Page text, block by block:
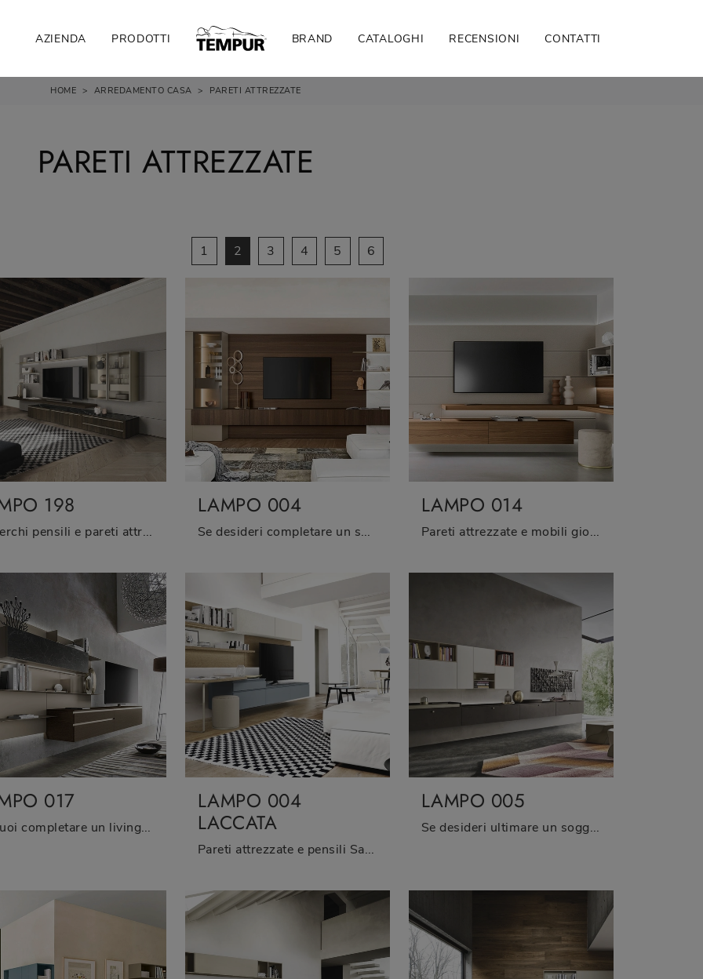
AZIENDA PRODOTTI BRAND CATALOGHI RECENSIONI CONTATTI
HOME > ARREDAMENTO CASA > PARETI ATTREZZATE
PARETI ATTREZZATE
1 2 3 4 5 6
198
Se cerchi pensili e pareti attrezzate moderne, scegli il modello Lampo 198 di Sangiacomo: clicca e scopri di più!
LAMPO 004
Se desideri completare un soggiorno pratico e operativo dalle linee moderne, ti presentiamo la parete attrezzata Lampo 004 Sangiacomo.
LAMPO 014
Pareti attrezzate e mobili giorno Sangiacomo: clicca e scopri il modello Lampo 014 e potrai impreziosire stanze moderne di ogni tipo.
017
Se vuoi completare un living operativo e pratico dalle linee moderne, ti offriamo la parete attrezzata Lampo 017 Sangiacomo.
LAMPO 004
LACCATA
Pareti attrezzate e pensili Sangiacomo: clicca e scopri il modello Lampo 004 Laccata e potrai completare stanze moderne di ogni genere.
LAMPO 005
Se desideri ultimare un soggiorno dinamico e operativo dalle linee moderne, ti offriamo la parete attrezzata Lampo 005 Sangiacomo.